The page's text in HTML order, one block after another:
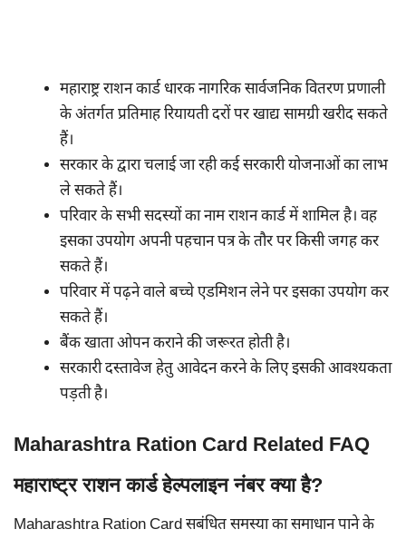
महाराष्ट्र राशन कार्ड धारक नागरिक सार्वजनिक वितरण प्रणाली
के अंतर्गत प्रतिमाह रियायती दरों पर खाद्य सामग्री खरीद सकते
हैं।
सरकार के द्वारा चलाई जा रही कई सरकारी योजनाओं का लाभ
ले सकते हैं।
परिवार के सभी सदस्यों का नाम राशन कार्ड में शामिल है। वह
इसका उपयोग अपनी पहचान पत्र के तौर पर किसी जगह कर
सकते हैं।
परिवार में पढ़ने वाले बच्चे एडमिशन लेने पर इसका उपयोग कर
सकते हैं।
बैंक खाता ओपन कराने की जरूरत होती है।
सरकारी दस्तावेज हेतु आवेदन करने के लिए इसकी आवश्यकता
पड़ती है।
Maharashtra Ration Card Related FAQ
महाराष्ट्र राशन कार्ड हेल्पलाइन नंबर क्या है?
Maharashtra Ration Card सबंधित समस्या का समाधान पाने के